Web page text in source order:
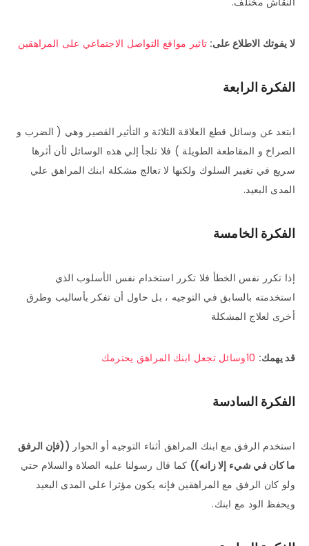
لا يفوتك الاطلاع على: تاثير مواقع التواصل الاجتماعي على المراهقين
الفكرة الرابعة
ابتعد عن وسائل قطع العلاقة الثلاثة و التأثير القصير وهي ( الضرب و
الصراخ و المقاطعة الطويلة ) فلا تلجأ إلي هذه الوسائل لأن أثرها
سريع في تغيير السلوك ولكنها لا تعالج مشكلة ابنك المراهق علي
المدى البعيد.
الفكرة الخامسة
إذا تكرر نفس الخطأ فلا تكرر استخدام نفس الأسلوب الذي
استخدمته بالسابق في التوجيه ، بل حاول أن تفكر بأساليب وطرق
أخرى لعلاج المشكلة
قد يهمك: 10وسائل تجعل ابنك المراهق يحترمك
الفكرة السادسة
استخدم الرفق مع ابنك المراهق أثناء التوجيه أو الحوار ((فإن الرفق
ما كان في شيء إلا زانه)) كما قال رسولنا عليه الصلاة والسلام حتي
ولو كان الرفق مع المراهقين فإنه يكون مؤثرا علي المدى البعيد
ويحفظ الود مع ابنك.